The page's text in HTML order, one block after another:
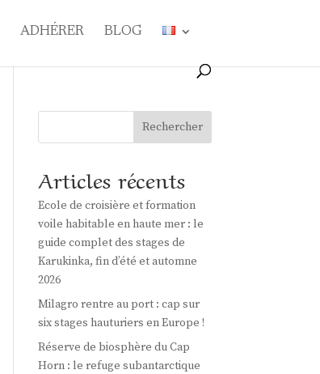
ADHÉRER BLOG
Rechercher
Articles récents
Ecole de croisière et formation
voile habitable en haute mer : le
guide complet des stages de
Karukinka, fin d’été et automne
2026
Milagro rentre au port : cap sur
six stages hauturiers en Europe !
Réserve de biosphère du Cap
Horn : le refuge subantarctique